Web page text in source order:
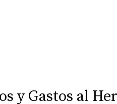
y Gastos al